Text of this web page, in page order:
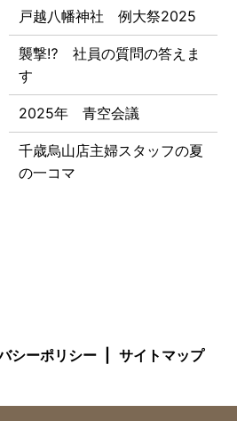
戸越八幡神社 例大祭2025
襲撃⁉ 社員の質問の答えま
す
2025年 青空会議
千歳烏山店主婦スタッフの夏
の一コマ
シーポリシー サイトマップ